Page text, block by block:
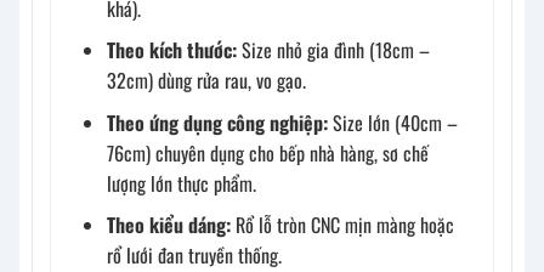
khá).
Theo kích thước:Size nhỏ gia đình (18cm –
32cm) dùng rửa rau, vo gạo.
Theo ứng dụng công nghiệp:Size lớn (40cm –
76cm) chuyên dụng cho bếp nhà hàng, sơ chế
lượng lớn thực phẩm.
Theo kiểu dáng: Rổ lỗ tròn CNC mịn màng hoặc
rổ lưới đan truyền thống.